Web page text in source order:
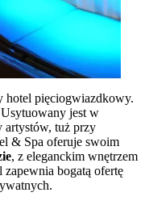
hotel pięciogwiazdkowy.
jest w
tuż przy
& Spa oferuje swoim
, z eleganckim wnętrzem
bogatą ofertę